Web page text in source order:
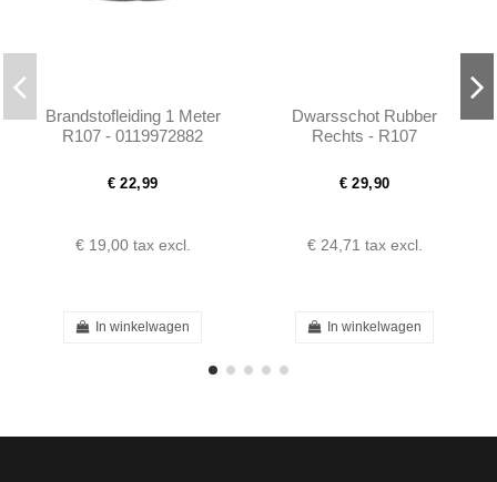
Brandstofleiding 1 Meter
R107 - 0119972882
€ 22,99
€ 19,00 tax excl.
In winkelwagen
Dwarsschot Rubber
Rechts - R107
€ 29,90
€ 24,71 tax excl.
In winkelwagen